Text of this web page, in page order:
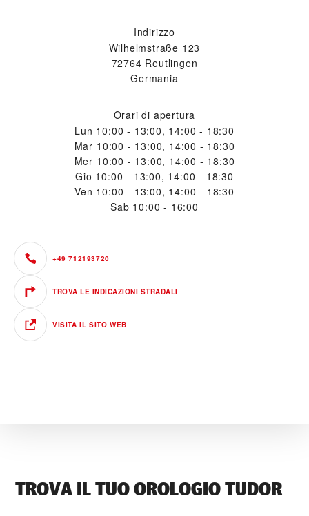
Indirizzo
Wilhelmstraße 123
72764 Reutlingen
Germania
Orari di apertura
Lun 10:00 - 13:00, 14:00 - 18:30
Mar 10:00 - 13:00, 14:00 - 18:30
Mer 10:00 - 13:00, 14:00 - 18:30
Gio 10:00 - 13:00, 14:00 - 18:30
Ven 10:00 - 13:00, 14:00 - 18:30
Sab 10:00 - 16:00
+49 712193720
TROVA LE INDICAZIONI STRADALI
VISITA IL SITO WEB
TROVA IL TUO OROLOGIO TUDOR